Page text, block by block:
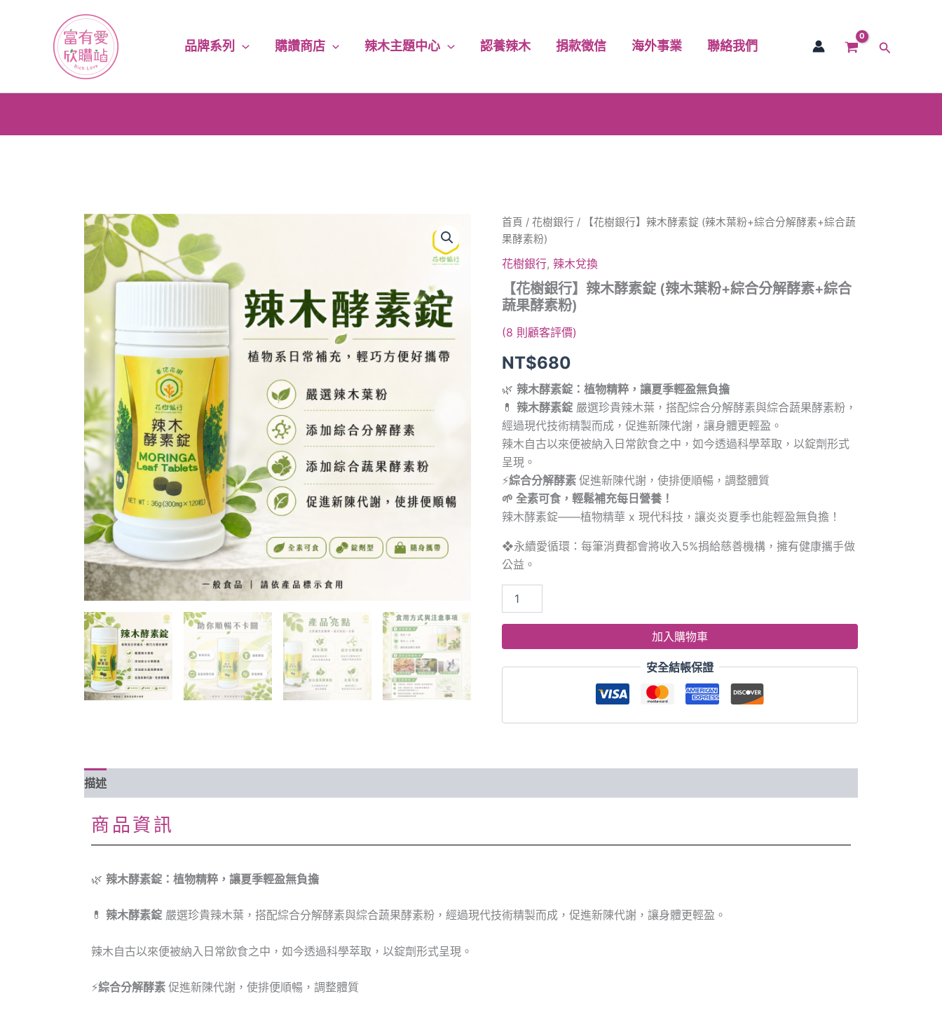
品牌系列 購讚商店 辣木主題中心 認養辣木 捐款徵信 海外事業 聯絡我們
搜
消費滿千｜免運費送到家
首頁 /花樹銀行 / 【花樹銀行】辣木酵素錠 (辣木葉粉+綜合分解酵素+綜合蔬
果酵素粉)
花樹銀行,辣木兌換
【花樹銀行】辣木酵素錠 (辣木葉粉+綜合分解酵素+綜合
蔬果酵素粉)
(8 則顧客評價)
NT$680
🌿辣木酵素錠：植物精粹，讓夏季輕盈無負擔
💊辣木酵素錠 嚴選珍貴辣木葉，搭配綜合分解酵素與綜合蔬果酵素粉，
經過現代技術精製而成，促進新陳代謝，讓身體更輕盈。
辣木自古以來便被納入日常飲食之中，如今透過科學萃取，以錠劑形式
呈現。
⚡綜合分解酵素促進新陳代謝，使排便順暢，調整體質
🌱 全素可食，輕鬆補充每日營養！
辣木酵素錠——植物精華 x 現代科技，讓炎炎夏季也能輕盈無負擔！
❖永續愛循環：每筆消費都會將收入5%捐給慈善機構，擁有健康攜手做
公益。
【花
樹
銀
行】
酵
錠
木
粉
+綜
分
解
酵
素
+綜
合
蔬
酵
素
粉)
數
加入購物車
安全結帳保證
描述
商品資訊
🌿 辣木酵素錠：植物精粹，讓夏季輕盈無負擔
💊 辣木酵素錠 嚴選珍貴辣木葉，搭配綜合分解酵素與綜合蔬果酵素粉，經過現代技術精製而成，促進新陳代謝，讓身體更輕盈。
辣木自古以來便被納入日常飲食之中，如今透過科學萃取，以錠劑形式呈現。
⚡綜合分解酵素 促進新陳代謝，使排便順暢，調整體質